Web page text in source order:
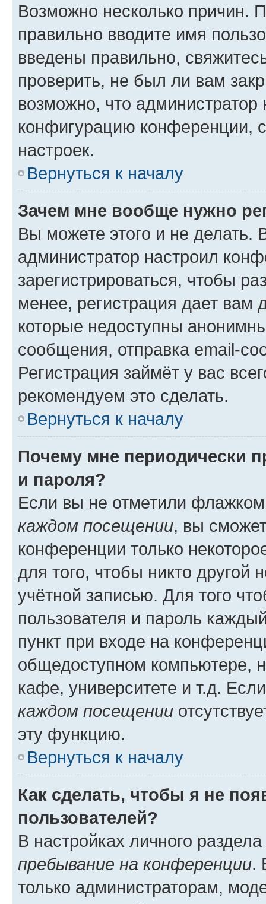
Возможно несколько причин.
правильно вводите имя
введены правильно,
проверить, не был ли вам
возможно, что администратор
конфигурацию конференции,
настроек.
Вернуться к началу
Зачем мне вообще нужно
Вы можете этого и не делать.
администратор настроил
зарегистрироваться, чтобы
менее, регистрация дает вам
которые недоступны
сообщения, отправка email-
Регистрация займёт у вас
рекомендуем это сделать.
Вернуться к началу
Почему мне периодически
и пароля?
Если вы не отметили
каждом посещении, вы
конференции только
для того, чтобы никто другой
учётной записью. Для того
пользователя и пароль
пункт при входе на
общедоступном компьютере,
кафе, университете и т.д.
каждом посещении
эту функцию.
Вернуться к началу
Как сделать, чтобы я не
пользователей?
В настройках личного
пребывание на конференции.
только администраторам,